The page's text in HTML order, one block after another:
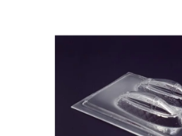
PRÍSLUŠENSTVO